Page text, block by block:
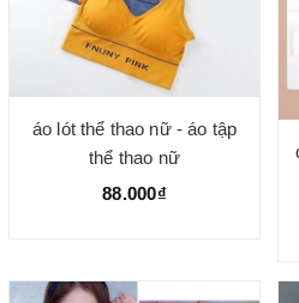
áo lót thể thao nữ - áo tập
thể thao nữ
88.000₫